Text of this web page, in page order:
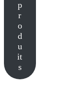
p
r
o
d
u
it
s